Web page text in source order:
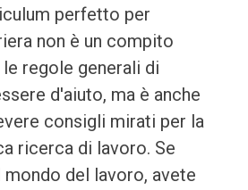
perfetto per
non è un compito
regole generali di
d'aiuto, ma è anche
consigli mirati per la
ricerca di lavoro. Se
del lavoro, avete